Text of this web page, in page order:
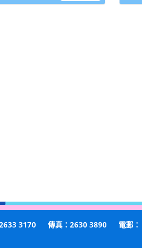
3170 傳真：2630 3890 電郵：